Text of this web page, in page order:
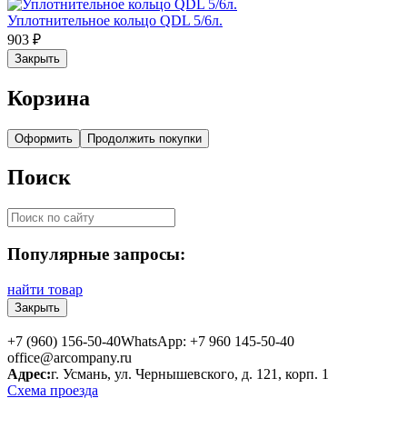
Уплотнительное кольцо QDL 5/6л.
903 ₽
Закрыть
Корзина
Оформить Продолжить покупки
Поиск
Популярные запросы:
найти товар
Закрыть
+7 (960) 156-50-40WhatsApp: +7 960 145-50-40
office@arcompany.ru
Адрес:г. Усмань, ул. Чернышевского, д. 121, корп. 1
Схема проезда